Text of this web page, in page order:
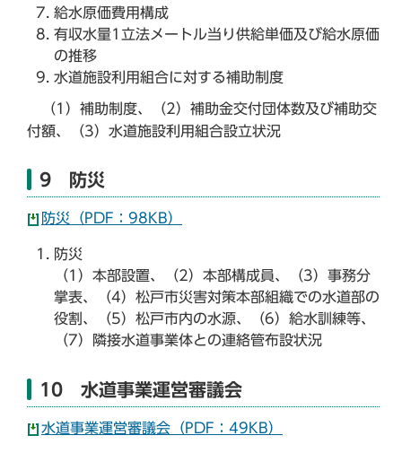
給水原価費用構成
有収水量1立法メートル当り供給単価及び給水原価
の推移
水道施設利用組合に対する補助制度
（1）補助制度、（2）補助金交付団体数及び補助交
付額、（3）水道施設利用組合設立状況
9 防災
防災（PDF：98KB）
防災
（1）本部設置、（2）本部構成員、（3）事務分
掌表、（4）松戸市災害対策本部組織での水道部の
役割、（5）松戸市内の水源、（6）給水訓練等、
（7）隣接水道事業体との連絡管布設状況
10 水道事業運営審議会
水道事業運営審議会（PDF：49KB）